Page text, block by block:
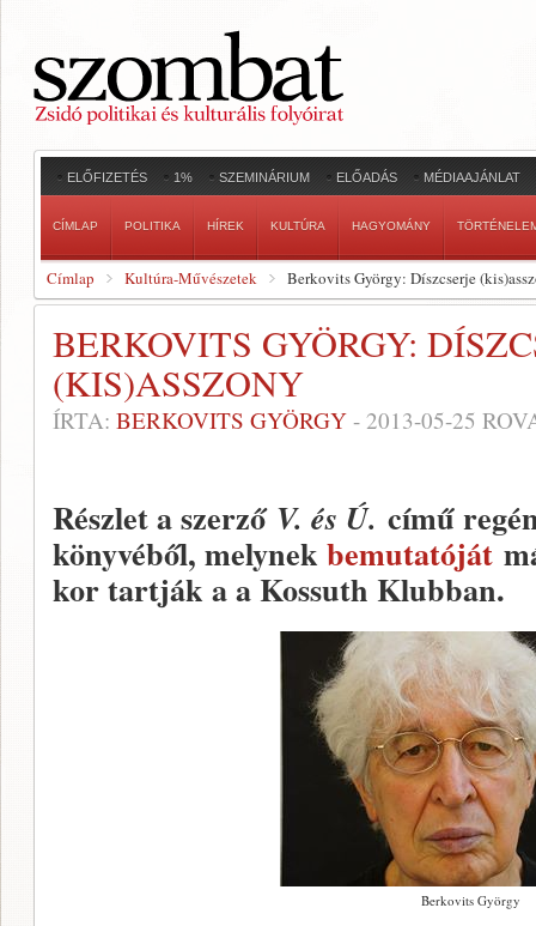
ELŐFIZETÉS 1% SZEMINÁRIUM ELŐADÁS MÉDIAAJÁNLAT
CÍMLAP POLITIKA HÍREK KULTÚRA HAGYOMÁNY
Címlap Kultúra-Művészetek Berkovits György: Díszcserje
BERKOVITS GYÖRGY:
(KIS)ASSZONY
ÍRTA: BERKOVITS GYÖRGY - 2013-05-25
Részlet a szerző V. és Ú. című
könyvéből, melynek bemutatóját
kor tartják a a Kossuth Klubban.
Berkovits György